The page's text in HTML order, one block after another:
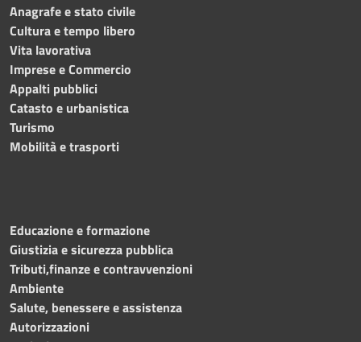
Anagrafe e stato civile
Cultura e tempo libero
Vita lavorativa
Imprese e Commercio
Appalti pubblici
Catasto e urbanistica
Turismo
Mobilità e trasporti
Educazione e formazione
Giustizia e sicurezza pubblica
Tributi,finanze e contravvenzioni
Ambiente
Salute, benessere e assistenza
Autorizzazioni